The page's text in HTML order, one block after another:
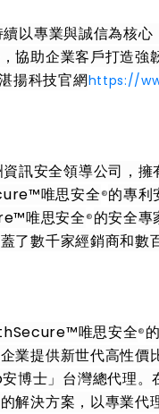
以專業與誠信為核
協助企業客戶打造
揚科技官網https://
資訊安全領導公司，
唯思安全®的專利
唯思安全®的安全專
了數千家經銷商和
唯思安全®
業提供新世代高性
博士」台灣總代理
解決方案，以專業